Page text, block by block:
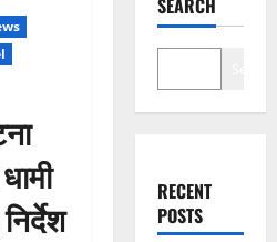
SEARCH
RECENT
POSTS